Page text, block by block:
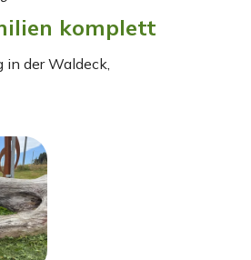
komplett
der Waldeck,